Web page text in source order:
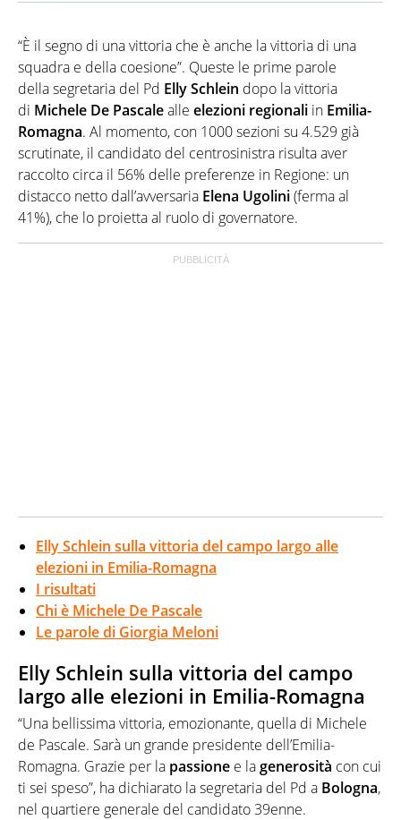
Comunicazione e un master in Giornalismo muove i
primi passi nelle redazioni di alcune testate
nazionali tra Milano e Roma. Attualmente collabora
con diverse realtà editoriali.
“È il segno di una vittoria che è anche la vittoria di una
squadra e della coesione”. Queste le prime parole
della segretaria del Pd Elly Schlein dopo la vittoria
di Michele De Pascalealle elezioni regionali in Emilia-
Romagna. Al momento, con 1000 sezioni su 4.529 già
scrutinate, il candidato del centrosinistra risulta aver
raccolto circa il 56% delle preferenze in Regione: un
distacco netto dall’avversaria Elena Ugolini(ferma al
41%), che lo proietta al ruolo di governatore.
Elly Schlein sulla vittoria del campo largo alle
elezioni in Emilia-Romagna
I risultati
Chi è Michele De Pascale
Le parole di Giorgia Meloni
Elly Schlein sulla vittoria del campo
largo alle elezioni in Emilia-Romagna
“Una bellissima vittoria, emozionante, quella di Michele
de Pascale. Sarà un grande presidente dell’Emilia-
Romagna. Grazie per la passione e lagenerosità con cui
ti sei speso”, ha dichiarato la segretaria del Pd a Bologna,
nel quartiere generale del candidato 39enne.